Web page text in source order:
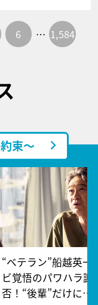
6 … 1,584
束～
“ベテラン”船越英一
ビ覚悟のパワハラ謝
否！“後輩”だけに…